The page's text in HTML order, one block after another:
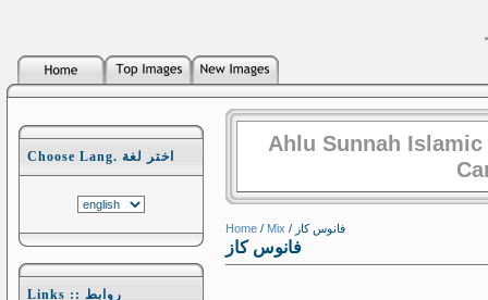
Choose Lang. اختر لغة
Links :: روابط
Ahlu Sunnah
Home / Mix / فانوس كاز
فانوس كاز